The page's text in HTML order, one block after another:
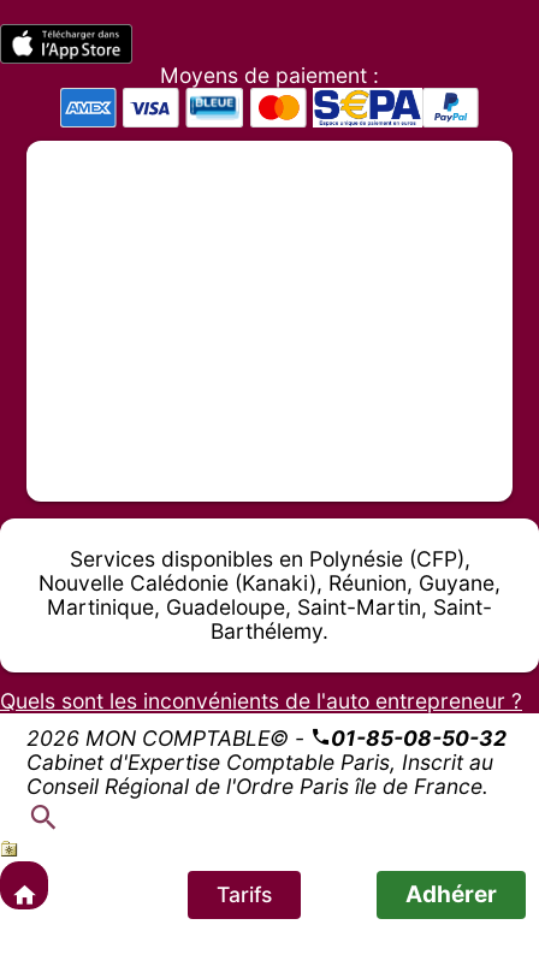
Moyens de paiement :
Services disponibles en Polynésie (CFP),
Nouvelle Calédonie (Kanaki), Réunion, Guyane,
Martinique, Guadeloupe, Saint-Martin, Saint-
Barthélemy.
Quels sont les inconvénients de l'auto entrepreneur ?
2026 MON COMPTABLE© -
01-85-08-50-32
Cabinet d'Expertise Comptable Paris, Inscrit au
Conseil Régional de l'Ordre Paris île de France.
Tarifs Adhérer